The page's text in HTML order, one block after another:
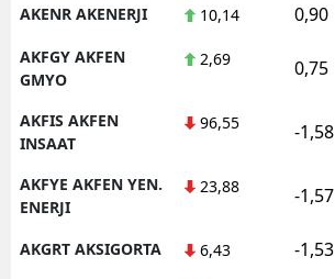
AKENR AKENERJI 10,14 0,90
AKFGY AKFEN
GMYO
2,69 0,75
AKFIS AKFEN
INSAAT
96,55 -1,58
AKFYE AKFEN YEN.
ENERJI
23,88 -1,57
AKGRT AKSIGORTA 6,43 -1,53